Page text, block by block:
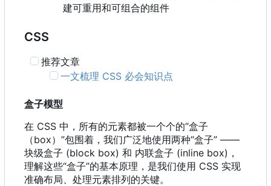
建可重用和可组合的组件
CSS
推荐文章
一文梳理 CSS 必会知识点
盒子模型
在 CSS 中 ， 所有的元素都被一个个的“盒子
（box） ”包围着 ， 我们广泛地使用两种“盒子” ——
块级盒子 (block box) 和 内联盒子 (inline box)，
理解这些“盒子”的基本原理，是我们使用 CSS 实现
准确布局、处理元素排列的关键。